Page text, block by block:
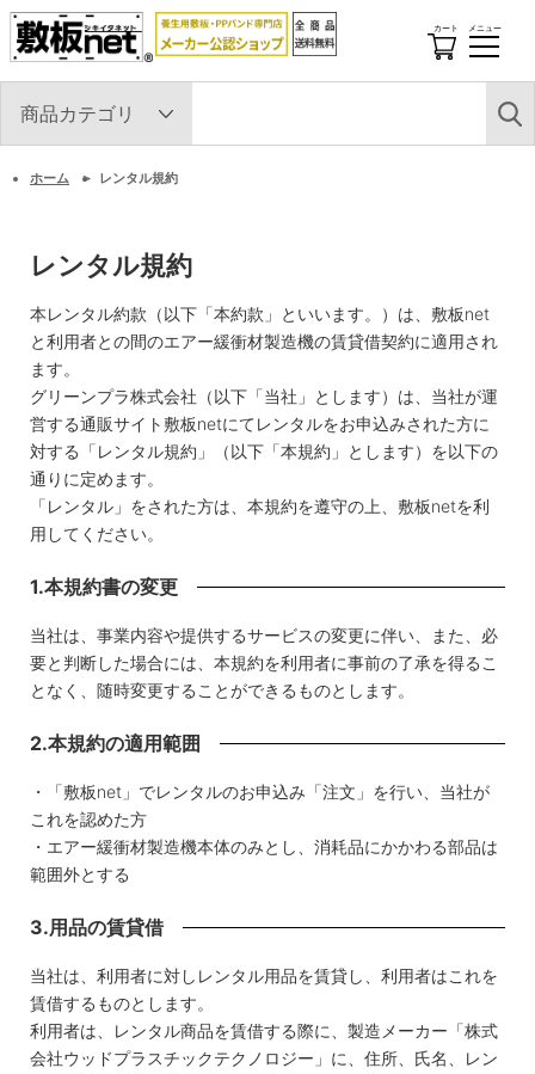
カート メニュー
開
る
ホーム レンタル規約
レンタル規約
本レンタル約款（以下「本約款」といいます。）は、敷板net
と利用者との間のエアー緩衝材製造機の賃貸借契約に適用され
ます。
グリーンプラ株式会社（以下「当社」とします）は、当社が運
営する通販サイト敷板netにてレンタルをお申込みされた方に
対する「レンタル規約」（以下「本規約」とします）を以下の
通りに定めます。
「レンタル」をされた方は、本規約を遵守の上、敷板netを利
用してください。
1.本規約書の変更
当社は、事業内容や提供するサービスの変更に伴い、また、必
要と判断した場合には、本規約を利用者に事前の了承を得るこ
となく、随時変更することができるものとします。
2.本規約の適用範囲
・「敷板net」でレンタルのお申込み「注文」を行い、当社が
これを認めた方
・エアー緩衝材製造機本体のみとし、消耗品にかかわる部品は
範囲外とする
3.用品の賃貸借
当社は、利用者に対しレンタル用品を賃貸し、利用者はこれを
賃借するものとします。
利用者は、レンタル商品を賃借する際に、製造メーカー「株式
会社ウッドプラスチックテクノロジー」に、住所、氏名、レン